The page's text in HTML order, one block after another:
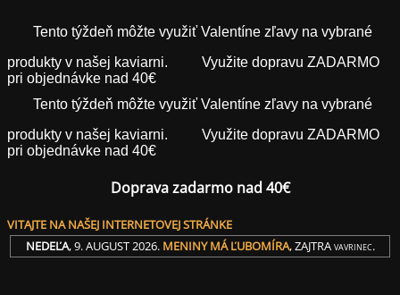
Tento týždeň môžte využiť Valentíne zľavy na vybrané
produkty v našej kaviarni.
Využite dopravu ZADARMO
pri objednávke nad 40€
Tento týždeň môžte využiť Valentíne zľavy na vybrané
produkty v našej kaviarni.
Využite dopravu ZADARMO
pri objednávke nad 40€
Doprava zadarmo nad 40€
VITAJTE NA NAŠEJ INTERNETOVEJ STRÁNKE
NEDEĽA, 9. AUGUST 2026. MENINY MÁĽUBOMÍRA, ZAJTRA VAVRINEC.